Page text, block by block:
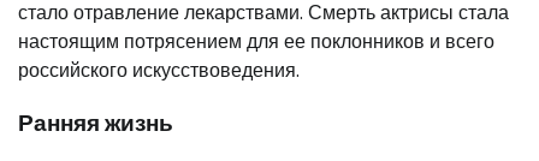
стало отравление лекарствами. Смерть актрисы стала
настоящим потрясением для ее поклонников и всего
российского искусствоведения.
Ранняя жизнь